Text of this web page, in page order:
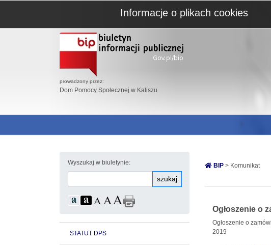
prowadzony przez:
Dom Pomocy Społecznej w Kaliszu
Wyszukaj w biuletynie:
szukaj
STATUT DPS
BIP > Komunikat
Ogłoszenie o
Ogłoszenie o
2019
Informacje o plikach cookies